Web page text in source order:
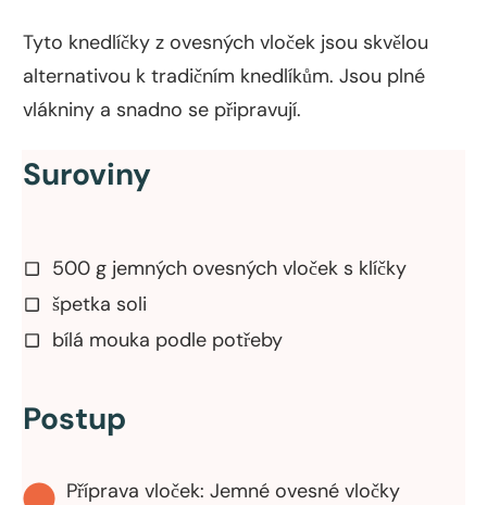
Tyto knedlíčky z ovesných vloček jsou skvělou
alternativou k tradičním knedlíkům. Jsou plné
vlákniny a snadno se připravují.
Suroviny
500 g jemných ovesných vloček s klíčky
špetka soli
bílá mouka podle potřeby
Postup
Příprava vloček: Jemné ovesné vločky